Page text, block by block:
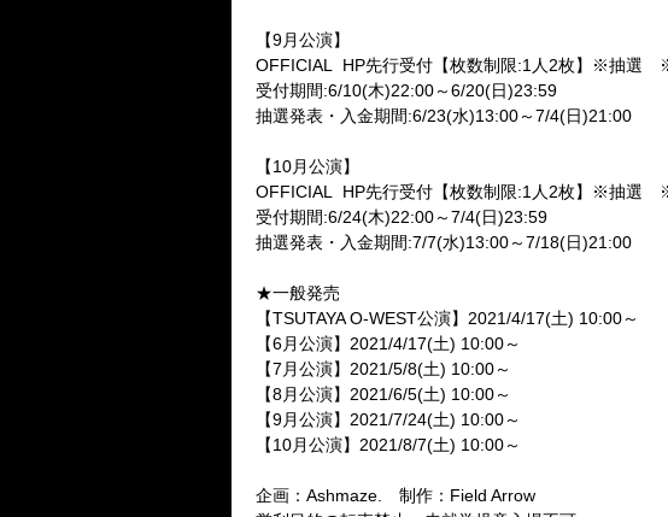
【9月公演】
OFFICIAL
HP先行受付【枚数制限:1人2枚】※抽選
受付期間:6/10(木)22:00～6/20(日)23:59
抽選発表・入金期間:6/23(水)13:00～7/4(日)21:00
【10月公演】
OFFICIAL
HP先行受付【枚数制限:1人2枚】※抽選
受付期間:6/24(木)22:00～7/4(日)23:59
抽選発表・入金期間:7/7(水)13:00～7/18(日)21:00
★一般発売
【TSUTAYA O-WEST公演】2021/4/17(土) 10:00～
【6月公演】2021/4/17(土) 10:00～
【7月公演】2021/5/8(土) 10:00～
【8月公演】2021/6/5(土) 10:00～
【9月公演】2021/7/24(土) 10:00～
【10月公演】2021/8/7(土) 10:00～
企画：Ashmaze. 制作：Field Arrow